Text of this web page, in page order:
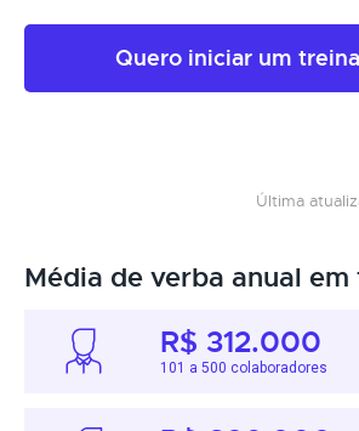
Quero iniciar um
Última
Média de verba anual
R$ 312.000
101 a 500 colaboradores